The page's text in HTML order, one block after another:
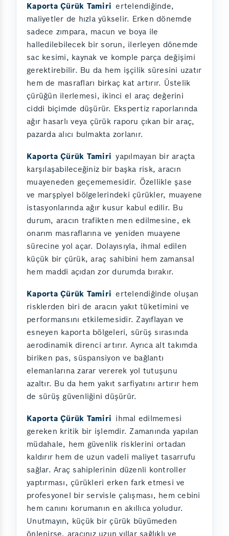
Kaporta Çürük Tamiri ertelendiğinde,
maliyetler de hızla yükselir. Erken dönemde
sadece zımpara, macun ve boya ile
halledilebilecek bir sorun, ilerleyen dönemde
sac kesimi, kaynak ve komple parça değişimi
gerektirebilir. Bu da hem işçilik süresini uzatır
hem de masrafları birkaç kat artırır. Üstelik
çürüğün ilerlemesi, ikinci el araç değerini
ciddi biçimde düşürür. Ekspertiz raporlarında
ağır hasarlı veya çürük raporu çıkan bir araç,
pazarda alıcı bulmakta zorlanır.
Kaporta Çürük Tamiri yapılmayan bir araçta
karşılaşabileceğiniz bir başka risk, aracın
muayeneden geçememesidir. Özellikle şase
ve marşpiyel bölgelerindeki çürükler, muayene
istasyonlarında ağır kusur kabul edilir. Bu
durum, aracın trafikten men edilmesine, ek
onarım masraflarına ve yeniden muayene
sürecine yol açar. Dolayısıyla, ihmal edilen
küçük bir çürük, araç sahibini hem zamansal
hem maddi açıdan zor durumda bırakır.
Kaporta Çürük Tamiri ertelendiğinde oluşan
risklerden biri de aracın yakıt tüketimini ve
performansını etkilemesidir. Zayıflayan ve
esneyen kaporta bölgeleri, sürüş sırasında
aerodinamik direnci artırır. Ayrıca alt takımda
biriken pas, süspansiyon ve bağlantı
elemanlarına zarar vererek yol tutuşunu
azaltır. Bu da hem yakıt sarfiyatını artırır hem
de sürüş güvenliğini düşürür.
Kaporta Çürük Tamiri ihmal edilmemesi
gereken kritik bir işlemdir. Zamanında yapılan
müdahale, hem güvenlik risklerini ortadan
kaldırır hem de uzun vadeli maliyet tasarrufu
sağlar. Araç sahiplerinin düzenli kontroller
yaptırması, çürükleri erken fark etmesi ve
profesyonel bir servisle çalışması, hem cebini
hem canını korumanın en akıllıca yoludur.
Unutmayın, küçük bir çürük büyümeden
önlenirse, aracınız uzun yıllar sağlıklı ve